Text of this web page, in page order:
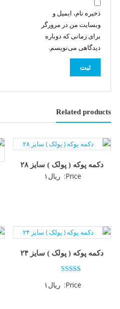
ذخیره نام، ایمیل و
وبسایت من در مرورگر
برای زمانی که دوباره
دیدگاهی می‌نویسم.
Related products
دکمه پوکه ( پولک ) سایز ۲۸
Price: ریال ۱
دکمه پوکه ( پولک ) سایز ۲۴
3.00
Price: ریال ۱